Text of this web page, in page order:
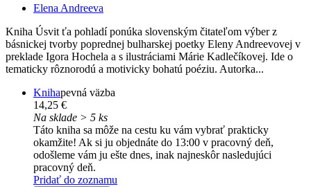
Elena Andreeva
Kniha Úsvit ťa pohladí ponúka slovenským čitateľom výber z
básnickej tvorby poprednej bulharskej poetky Eleny Andreevovej v
preklade Igora Hochela a s ilustráciami Márie Kadlečíkovej. Ide o
tematicky rôznorodú a motivicky bohatú poéziu. Autorka...
Knihapevná väzba
14,25 €
Na sklade > 5 ks
Táto kniha sa môže na cestu ku vám vybrať prakticky
okamžite! Ak si ju objednáte do 13:00 v pracovný deň,
odošleme vám ju ešte dnes, inak najneskôr nasledujúci
pracovný deň.
Pridať do zoznamu